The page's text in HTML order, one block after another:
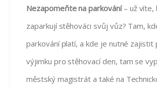
Nezapomeňte na parkování– už víte,
zaparkují stěhováci svůj vůz? Tam,
parkování platí, a kde je nutné zajistit
výjimku pro stěhovací den, tam se
městský magistrát a také na